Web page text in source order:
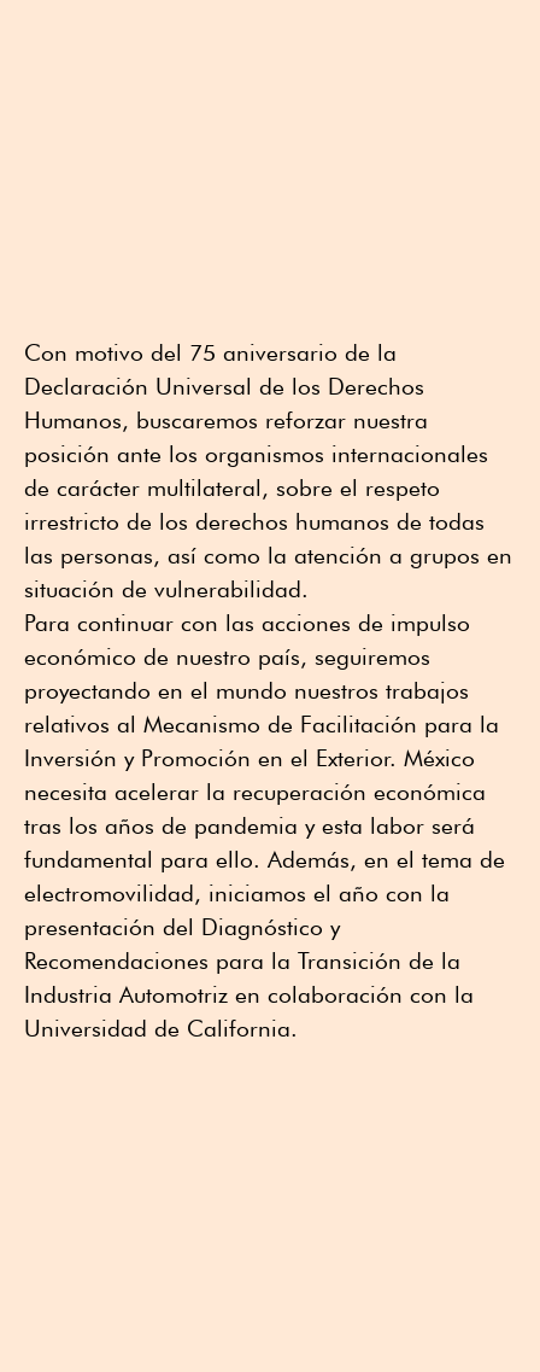
Con motivo del 75 aniversario de la
Declaración Universal de los Derechos
Humanos, buscaremos reforzar nuestra
posición ante los organismos internacionales
de carácter multilateral, sobre el respeto
irrestricto de los derechos humanos de todas
las personas, así como la atención a grupos en
situación de vulnerabilidad.
Para continuar con las acciones de impulso
económico de nuestro país, seguiremos
proyectando en el mundo nuestros trabajos
relativos al Mecanismo de Facilitación para la
Inversión y Promoción en el Exterior. México
necesita acelerar la recuperación económica
tras los años de pandemia y esta labor será
fundamental para ello. Además, en el tema de
electromovilidad, iniciamos el año con la
presentación del Diagnóstico y
Recomendaciones para la Transición de la
Industria Automotriz en colaboración con la
Universidad de California.